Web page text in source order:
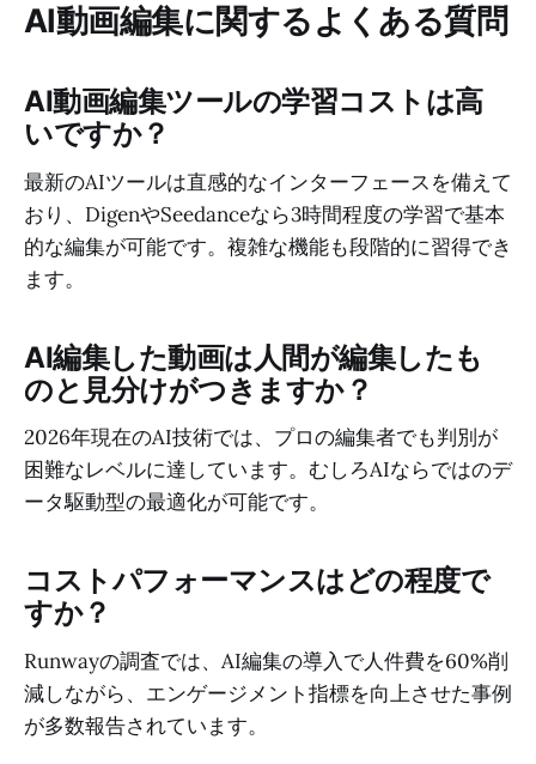
AI動画編集に関するよくある質問
AI動画編集ツールの学習コストは高
いですか？
最新のAIツールは直感的なインターフェースを備えて
おり、DigenやSeedanceなら3時間程度の学習で基本
的な編集が可能です。複雑な機能も段階的に習得でき
ます。
AI編集した動画は人間が編集したも
のと見分けがつきますか？
2026年現在のAI技術では、プロの編集者でも判別が
困難なレベルに達しています。むしろAIならではのデ
ータ駆動型の最適化が可能です。
コストパフォーマンスはどの程度で
すか？
Runwayの調査では、AI編集の導入で人件費を60%削
減しながら、エンゲージメント指標を向上させた事例
が多数報告されています。